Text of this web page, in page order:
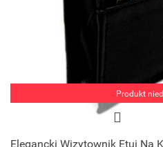
Produkt
Elegancki Wizytownik Etui Na